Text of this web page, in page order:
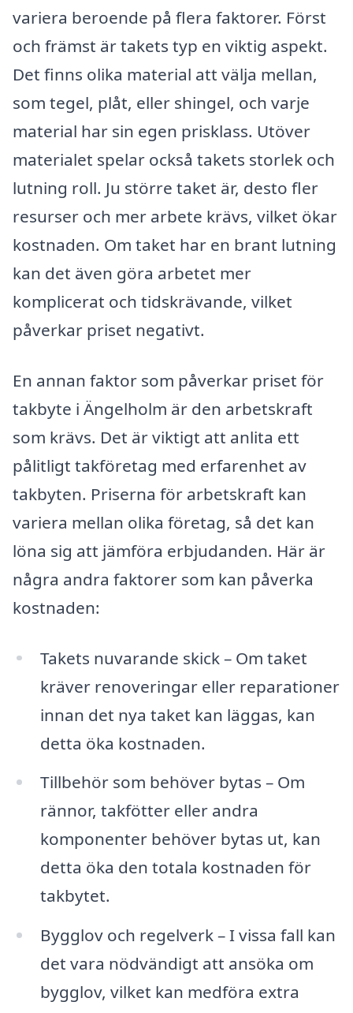
variera beroende på flera faktorer. Först
och främst är takets typ en viktig aspekt.
Det finns olika material att välja mellan,
som tegel, plåt, eller shingel, och varje
material har sin egen prisklass. Utöver
materialet spelar också takets storlek och
lutning roll. Ju större taket är, desto fler
resurser och mer arbete krävs, vilket ökar
kostnaden. Om taket har en brant lutning
kan det även göra arbetet mer
komplicerat och tidskrävande, vilket
påverkar priset negativt.
En annan faktor som påverkar priset för
takbyte i Ängelholm är den arbetskraft
som krävs. Det är viktigt att anlita ett
pålitligt takföretag med erfarenhet av
takbyten. Priserna för arbetskraft kan
variera mellan olika företag, så det kan
löna sig att jämföra erbjudanden. Här är
några andra faktorer som kan påverka
kostnaden:
Takets nuvarande skick – Om taket
kräver renoveringar eller reparationer
innan det nya taket kan läggas, kan
detta öka kostnaden.
Tillbehör som behöver bytas – Om
rännor, takfötter eller andra
komponenter behöver bytas ut, kan
detta öka den totala kostnaden för
takbytet.
Bygglov och regelverk – I vissa fall kan
det vara nödvändigt att ansöka om
bygglov, vilket kan medföra extra